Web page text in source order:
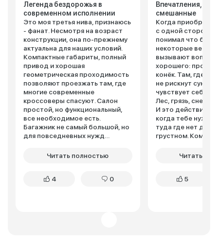
Легенда бездорожья в
современном исполнении
Это моя третья нива, признаюсь
- фанат. Несмотря на возраст
конструкции, она по-прежнему
актуальна для наших условий.
Компактные габариты, полный
привод и хорошая
геометрическая проходимость
позволяют проезжать там, где
многие современные
кроссоверы спасуют. Салон
простой, но функциональный,
все необходимое есть.
Багажник не самый большой, но
для повседневных нужд
мощный и экономичный, но
энергоемкая, неровности
Читать полностью
4 0
Впечатления,
смешанные
Когда
с одной стороны,
понимал что
некоторые вещи
вызывают
хорошего:
конёк. Там, где
не рискнут
чувствует себя
Лес, грязь, снег
И это
когда тебе нужно
туда где нет
грустном.
тесновато
каждая кочка
Читать
5